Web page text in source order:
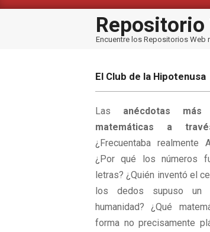
Repositorio
Encuentre los Repositorios Web
El Club de la Hipotenusa
Las anécdotas
matemáticas a
¿Frecuentaba realmente
¿Por qué los números
letras? ¿Quién inventó el
los dedos supuso un
humanidad? ¿Qué
forma no precisamente